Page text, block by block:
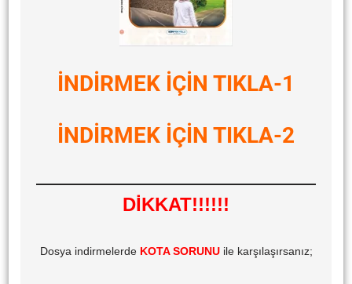
İNDİRMEK İÇİN TIKLA-1
İNDİRMEK İÇİN TIKLA-2
DİKKAT!!!!!!
Dosya indirmelerde KOTA SORUNUile karşılaşırsanız;